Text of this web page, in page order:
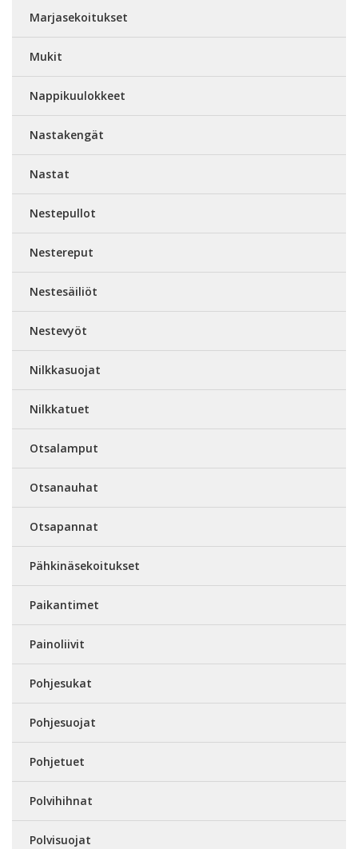
Marjasekoitukset
Mukit
Nappikuulokkeet
Nastakengät
Nastat
Nestepullot
Nestereput
Nestesäiliöt
Nestevyöt
Nilkkasuojat
Nilkkatuet
Otsalamput
Otsanauhat
Otsapannat
Pähkinäsekoitukset
Paikantimet
Painoliivit
Pohjesukat
Pohjesuojat
Pohjetuet
Polvihihnat
Polvisuojat